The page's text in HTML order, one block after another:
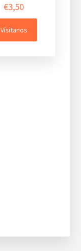
€3,50
Vísitanos